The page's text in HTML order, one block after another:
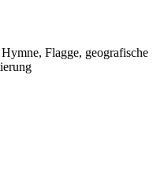
Flagge, geografische